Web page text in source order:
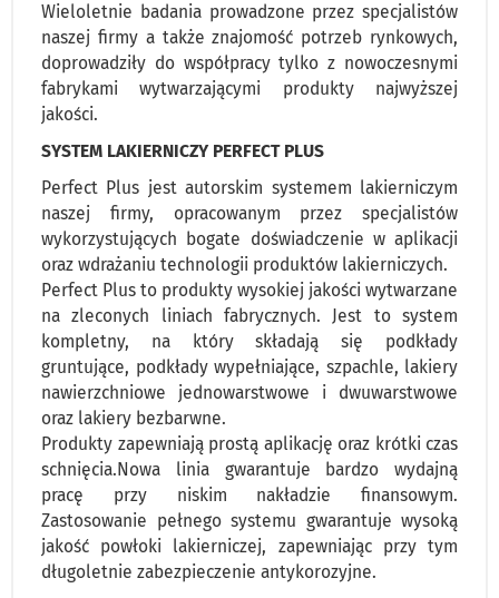
Wieloletnie badania prowadzone przez specjalistów
naszej firmy a także znajomość potrzeb rynkowych,
doprowadziły do współpracy tylko z nowoczesnymi
fabrykami wytwarzającymi produkty najwyższej
jakości.
SYSTEM LAKIERNICZY PERFECT PLUS
Perfect Plus jest autorskim systemem lakierniczym
naszej firmy, opracowanym przez specjalistów
wykorzystujących bogate doświadczenie w aplikacji
oraz wdrażaniu technologii produktów lakierniczych.
Perfect Plus to produkty wysokiej jakości wytwarzane
na zleconych liniach fabrycznych. Jest to system
kompletny, na który składają się podkłady
gruntujące, podkłady wypełniające, szpachle, lakiery
nawierzchniowe jednowarstwowe i dwuwarstwowe
oraz lakiery bezbarwne.
Produkty zapewniają prostą aplikację oraz krótki czas
schnięcia.Nowa linia gwarantuje bardzo wydajną
pracę przy niskim nakładzie finansowym.
Zastosowanie pełnego systemu gwarantuje wysoką
jakość powłoki lakierniczej, zapewniając przy tym
długoletnie zabezpieczenie antykorozyjne.